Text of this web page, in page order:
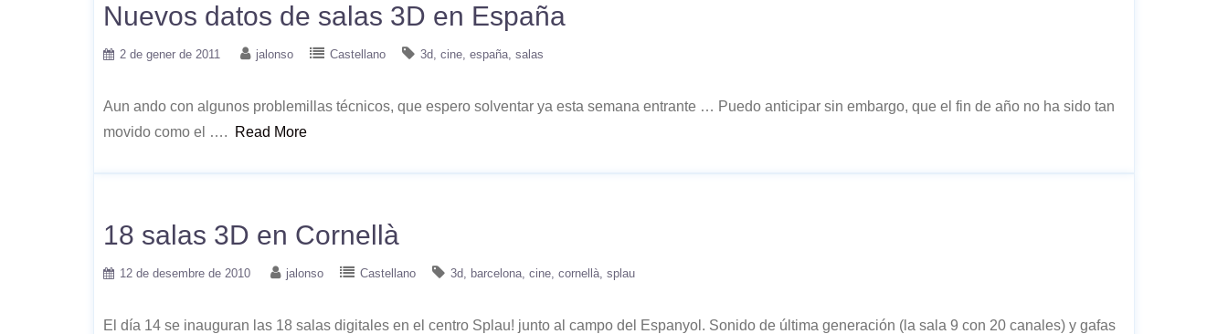
Nuevos datos de salas 3D en España
2 de gener de 2011 jalonso Castellano 3d cine españa salas
Aun ando con algunos problemillas técnicos, que espero solventar ya esta semana entrante … Puedo anticipar sin embargo, que el fin de año no ha sido tan
movido como el ….
Read More
18 salas 3D en Cornellà
12 de desembre de 2010 jalonso Castellano 3d barcelona cine cornellà splau
El día 14 se inauguran las 18 salas digitales en el centro Splau! junto al campo del Espanyol. Sonido de última generación (la sala 9 con 20 canales) y gafas